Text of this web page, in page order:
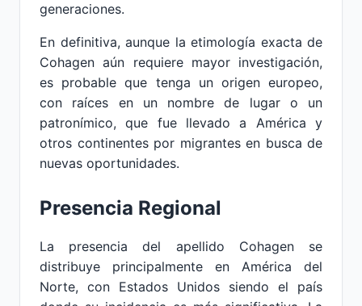
generaciones.
En definitiva, aunque la etimología exacta de
Cohagen aún requiere mayor investigación,
es probable que tenga un origen europeo,
con raíces en un nombre de lugar o un
patronímico, que fue llevado a América y
otros continentes por migrantes en busca de
nuevas oportunidades.
Presencia Regional
La presencia del apellido Cohagen se
distribuye principalmente en América del
Norte, con Estados Unidos siendo el país